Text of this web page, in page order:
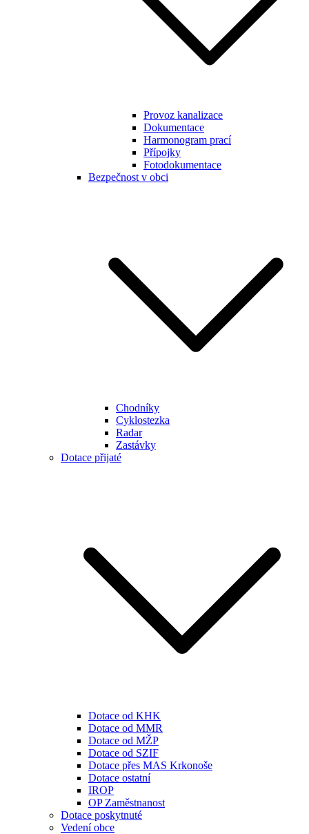
Provoz kanalizace
Dokumentace
Harmonogram prací
Přípojky
Fotodokumentace
Bezpečnost v obci
Chodníky
Cyklostezka
Radar
Zastávky
Dotace přijaté
Dotace od KHK
Dotace od MMR
Dotace od MŽP
Dotace od SZIF
Dotace přes MAS Krkonoše
Dotace ostatní
IROP
OP Zaměstnanost
Dotace poskytnuté
Vedení obce